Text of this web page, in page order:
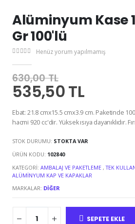
Alüminyum Kase
Gr 100'lü
Henüz yorum yapılmamış
630,00 TL
535,50 TL
Ebat: 21.8 cmx15.5 cmx3.9 cm. Paketinde
hacmi 920 cc'dir. Yüksek ısıya dayanıklıdır.
STOK DURUMU: STOKTA VAR
ÜRÜN KODU: 102840
KATEGORI:AMBALAJ VE PAKETLEME ,TEK
ALÜMINYUM KAP VE KAPAKLAR
MARKALAR: DIĞER
SEPETE EKLE